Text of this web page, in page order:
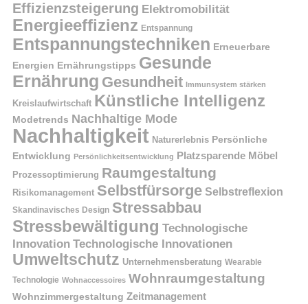
Effizienzsteigerung Elektromobilität
Energieeffizienz Entspannung
Entspannungstechniken Erneuerbare
Energien Ernährungstipps Gesunde
Ernährung Gesundheit Immunsystem stärken
Kreislaufwirtschaft Künstliche Intelligenz
Modetrends Nachhaltige Mode
Nachhaltigkeit Naturerlebnis Persönliche
Entwicklung Persönlichkeitsentwicklung Platzsparende Möbel
Prozessoptimierung Raumgestaltung
Risikomanagement Selbstfürsorge Selbstreflexion
Skandinavisches Design Stressabbau
Stressbewältigung Technologische
Innovation Technologische Innovationen
Umweltschutz Unternehmensberatung Wearable
Technologie Wohnaccessoires Wohnraumgestaltung
Wohnzimmergestaltung Zeitmanagement